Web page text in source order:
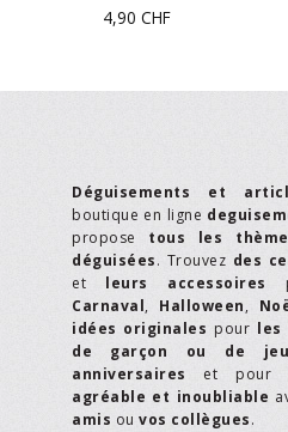
4,90 CHF
Déguisements et
boutique en ligne
propose tous les
déguisées. Trouvez des
et leurs accessoires
Carnaval, Halloween,
idées originales pour les
de garçon ou de
anniversaires et pour
agréable et inoubliable
amis ou vos collègues.